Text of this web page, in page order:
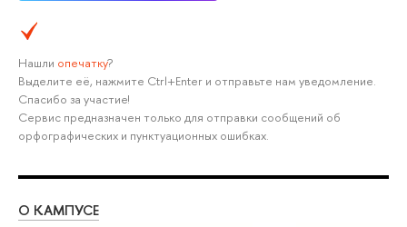
Нашли опечатку?
Выделите её, нажмите Ctrl+Enter и отправьте нам уведомление.
Спасибо за участие!
Сервис предназначен только для отправки сообщений об
орфографических и пунктуационных ошибках.
О КАМПУСЕ